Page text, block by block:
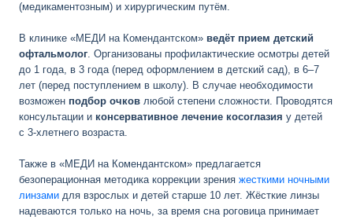
(медикаментозным) и хирургическим путём.
В клинике «МЕДИ на Комендантском» ведёт прием детский
офтальмолог. Организованы профилактические осмотры детей
до 1 года, в 3 года (перед оформлением в детский сад), в 6–7
лет (перед поступлением в школу). В случае необходимости
возможен подбор очков любой степени сложности. Проводятся
консультации и консервативное лечение косоглазия у детей
с 3-хлетнего возраста.
Также в «МЕДИ на Комендантском» предлагается
безоперационная методика коррекции зрения жесткими ночными
линзами для взрослых и детей старше 10 лет. Жёсткие линзы
надеваются только на ночь, за время сна роговица принимает